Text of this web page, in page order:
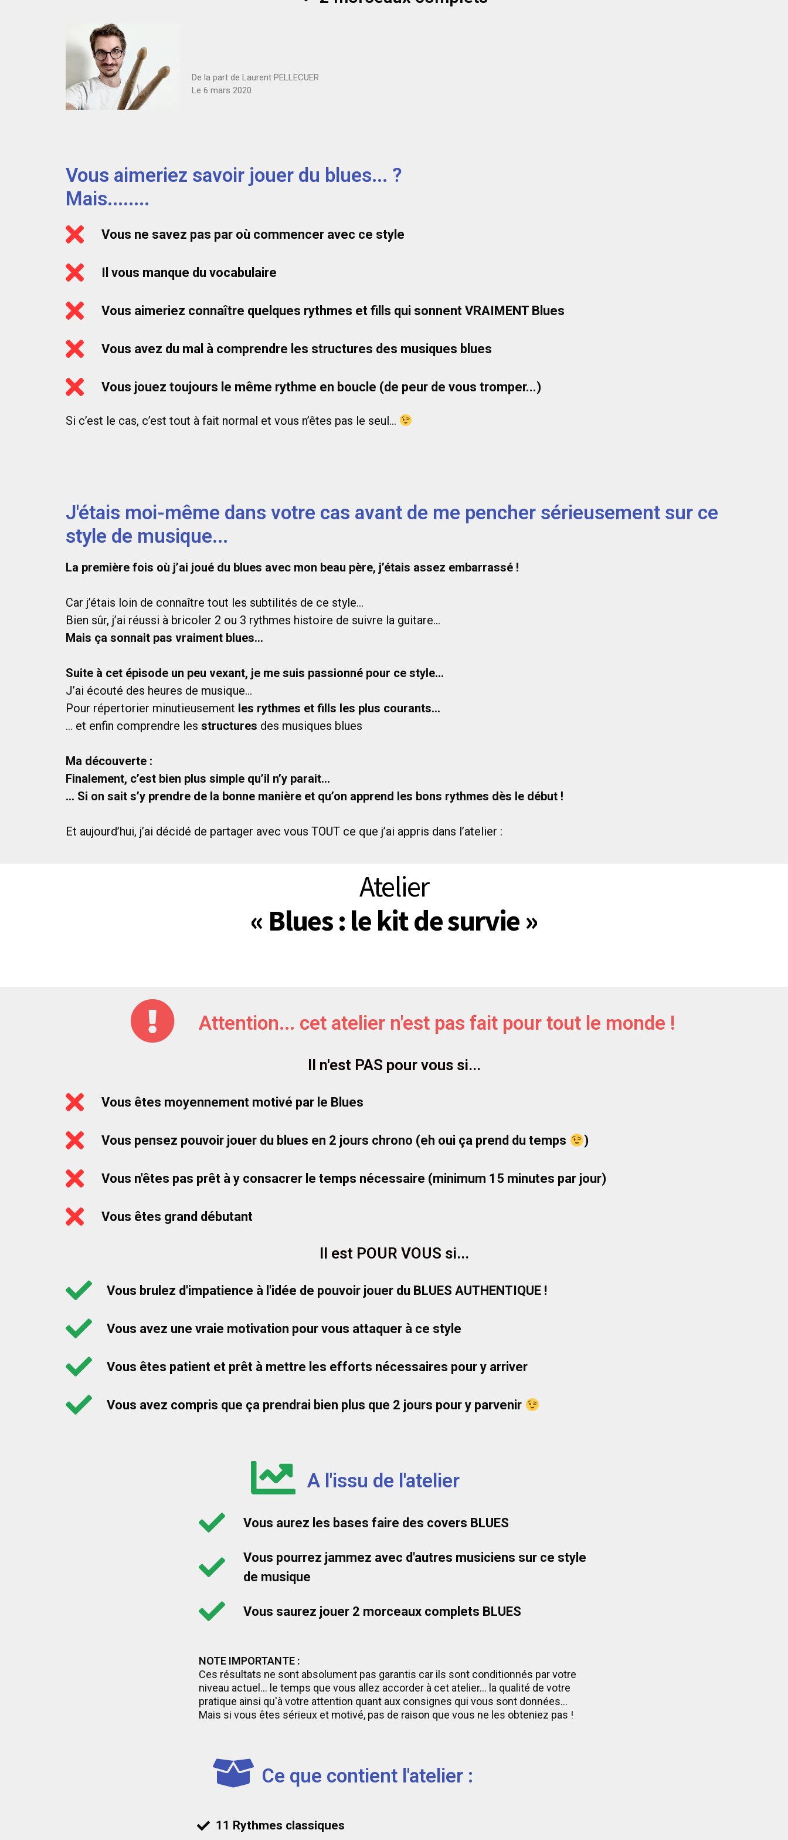
De la part de Laurent PELLECUER
Le 6 mars 2020
Vous aimeriez savoir jouer du blues... ?
Mais........
Vous ne savez pas par où commencer avec ce style
Il vous manque du vocabulaire
Vous aimeriez connaître quelques rythmes et fills qui sonnent VRAIMENT Blues
Vous avez du mal à comprendre les structures des musiques blues
Vous jouez toujours le même rythme en boucle (de peur de vous tromper...)
Si c’est le cas, c’est tout à fait normal et vous n’êtes pas le seul…
J'étais moi-même dans votre cas avant de me pencher sérieusement sur ce
style de musique...
La première fois où j’ai joué du blues avec mon beau père, j’étais assez embarrassé !
Car j’étais loin de connaître tout les subtilités de ce style…
Bien sûr, j’ai réussi à bricoler 2 ou 3 rythmes histoire de suivre la guitare…
Mais ça sonnait pas vraiment blues…
Suite à cet épisode un peu vexant, je me suis passionné pour ce style…
J’ai écouté des heures de musique…
Pour répertorier minutieusement les rythmes et fills les plus courants…
… et enfin comprendre les structures des musiques blues
Ma découverte :
Finalement, c’est bien plus simple qu’il n’y parait…
… Si on sait s’y prendre de la bonne manière et qu’on apprend les bons rythmes dès le début !
Et aujourd’hui, j’ai décidé de partager avec vous TOUT ce que j’ai appris dans l’atelier :
Atelier
« Blues : le kit de survie »
Attention... cet atelier n'est pas fait pour tout le monde !
Il n'est PAS pour vous si...
Vous êtes moyennement motivé par le Blues
Vous pensez pouvoir jouer du blues en 2 jours chrono (eh oui ça prend du temps )
Vous n'êtes pas prêt à y consacrer le temps nécessaire (minimum 15 minutes par jour)
Vous êtes grand débutant
Il est POUR VOUS si...
Vous brulez d'impatience à l'idée de pouvoir jouer du BLUES AUTHENTIQUE !
Vous avez une vraie motivation pour vous attaquer à ce style
Vous êtes patient et prêt à mettre les efforts nécessaires pour y arriver
Vous avez compris que ça prendrai bien plus que 2 jours pour y parvenir
A l'issu de l'atelier
Vous aurez les bases faire des covers BLUES
Vous pourrez jammez avec d'autres musiciens sur ce style
de musique
Vous saurez jouer 2 morceaux complets BLUES
NOTE IMPORTANTE :
Ces résultats ne sont absolument pas garantis car ils sont conditionnés par votre
niveau actuel... le temps que vous allez accorder à cet atelier... la qualité de votre
pratique ainsi qu'à votre attention quant aux consignes qui vous sont données...
Mais si vous êtes sérieux et motivé, pas de raison que vous ne les obteniez pas !
Ce que contient l'atelier :
11 Rythmes classiques